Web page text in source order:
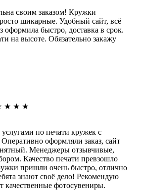
своим заказом! Кружки
шикарные. Удобный сайт, всё
оформила быстро, доставка в срок.
на высоте. Обязательно закажу
★ ★ ★
услугами по печати кружек с
оформляли заказ, сайт
Менеджеры отзывчивые,
Качество печати превзошло
пришли очень быстро, отлично
знают своё дело! Рекомендую
качественные фотосувениры.